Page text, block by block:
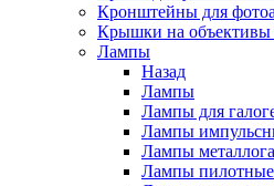
Кронштейны для
Крышки на объективы
Лампы
Назад
Лампы
Лампы для
Лампы
Лампы
Лампы пилотные